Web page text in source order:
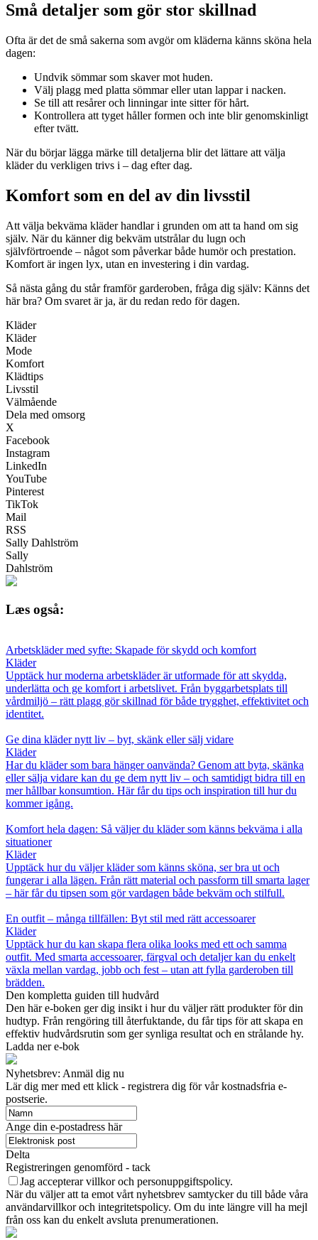
Små detaljer som gör stor skillnad
Ofta är det de små sakerna som avgör om kläderna känns sköna hela
dagen:
Undvik sömmar som skaver mot huden.
Välj plagg med platta sömmar eller utan lappar i nacken.
Se till att resårer och linningar inte sitter för hårt.
Kontrollera att tyget håller formen och inte blir genomskinligt
efter tvätt.
När du börjar lägga märke till detaljerna blir det lättare att välja
kläder du verkligen trivs i – dag efter dag.
Komfort som en del av din livsstil
Att välja bekväma kläder handlar i grunden om att ta hand om sig
själv. När du känner dig bekväm utstrålar du lugn och
självförtroende – något som påverkar både humör och prestation.
Komfort är ingen lyx, utan en investering i din vardag.
Så nästa gång du står framför garderoben, fråga dig själv: Känns det
här bra? Om svaret är ja, är du redan redo för dagen.
Kläder
Kläder
Mode
Komfort
Klädtips
Livsstil
Välmående
Dela med omsorg
X
Facebook
Instagram
LinkedIn
YouTube
Pinterest
TikTok
Mail
RSS
Sally Dahlström
Sally
Dahlström
Læs også:
Arbetskläder med syfte: Skapade för skydd och komfort
Kläder
Upptäck hur moderna arbetskläder är utformade för att skydda,
underlätta och ge komfort i arbetslivet. Från byggarbetsplats till
vårdmiljö – rätt plagg gör skillnad för både trygghet, effektivitet och
identitet.
Ge dina kläder nytt liv – byt, skänk eller sälj vidare
Kläder
Har du kläder som bara hänger oanvända? Genom att byta, skänka
eller sälja vidare kan du ge dem nytt liv – och samtidigt bidra till en
mer hållbar konsumtion. Här får du tips och inspiration till hur du
kommer igång.
Komfort hela dagen: Så väljer du kläder som känns bekväma i alla
situationer
Kläder
Upptäck hur du väljer kläder som känns sköna, ser bra ut och
fungerar i alla lägen. Från rätt material och passform till smarta lager
– här får du tipsen som gör vardagen både bekväm och stilfull.
En outfit – många tillfällen: Byt stil med rätt accessoarer
Kläder
Upptäck hur du kan skapa flera olika looks med ett och samma
outfit. Med smarta accessoarer, färgval och detaljer kan du enkelt
växla mellan vardag, jobb och fest – utan att fylla garderoben till
brädden.
Den kompletta guiden till hudvård
Den här e-boken ger dig insikt i hur du väljer rätt produkter för din
hudtyp. Från rengöring till återfuktande, du får tips för att skapa en
effektiv hudvårdsrutin som ger synliga resultat och en strålande hy.
Ladda ner e-bok
Nyhetsbrev: Anmäl dig nu
Lär dig mer med ett klick - registrera dig för vår kostnadsfria e-
postserie.
Ange din e-postadress här
Delta
Registreringen genomförd - tack
Jag accepterar villkor och personuppgiftspolicy.
När du väljer att ta emot vårt nyhetsbrev samtycker du till både våra
användarvillkor och integritetspolicy. Om du inte längre vill ha mejl
från oss kan du enkelt avsluta prenumerationen.